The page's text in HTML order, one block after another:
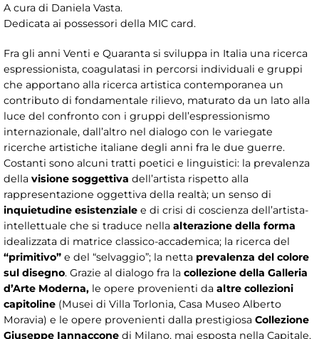
A cura di Daniela Vasta.
Dedicata ai possessori della MIC card.
Fra gli anni Venti e Quaranta si sviluppa in Italia una ricerca
espressionista, coagulatasi in percorsi individuali e gruppi
che apportano alla ricerca artistica contemporanea un
contributo di fondamentale rilievo, maturato da un lato alla
luce del confronto con i gruppi dell’espressionismo
internazionale, dall’altro nel dialogo con le variegate
ricerche artistiche italiane degli anni fra le due guerre.
Costanti sono alcuni tratti poetici e linguistici: la prevalenza
della visione soggettiva dell’artista rispetto alla
rappresentazione oggettiva della realtà; un senso di
inquietudine esistenziale e di crisi di coscienza dell’artista-
intellettuale che si traduce nella alterazione della forma
idealizzata di matrice classico-accademica; la ricerca del
“primitivo” e del “selvaggio”; la netta prevalenza del colore
sul disegno. Grazie al dialogo fra la collezione della Galleria
d’Arte Moderna, le opere provenienti da altre collezioni
capitoline (Musei di Villa Torlonia, Casa Museo Alberto
Moravia) e le opere provenienti dalla prestigiosa Collezione
Giuseppe Iannaccone di Milano, mai esposta nella Capitale,